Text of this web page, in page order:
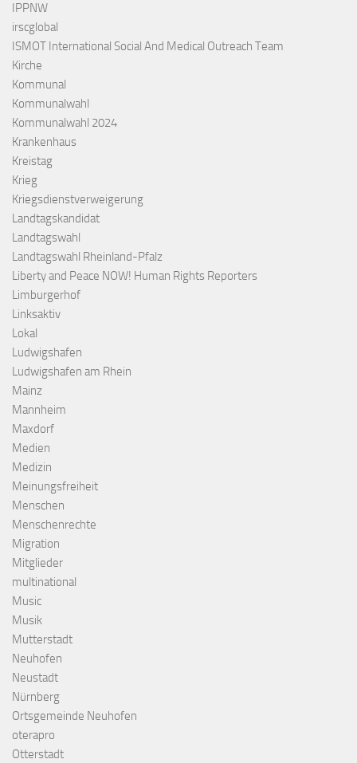
IPPNW
irscglobal
ISMOT International Social And Medical Outreach Team
Kirche
Kommunal
Kommunalwahl
Kommunalwahl 2024
Krankenhaus
Kreistag
Krieg
Kriegsdienstverweigerung
Landtagskandidat
Landtagswahl
Landtagswahl Rheinland-Pfalz
Liberty and Peace NOW! Human Rights Reporters
Limburgerhof
Linksaktiv
Lokal
Ludwigshafen
Ludwigshafen am Rhein
Mainz
Mannheim
Maxdorf
Medien
Medizin
Meinungsfreiheit
Menschen
Menschenrechte
Migration
Mitglieder
multinational
Music
Musik
Mutterstadt
Neuhofen
Neustadt
Nürnberg
Ortsgemeinde Neuhofen
oterapro
Otterstadt